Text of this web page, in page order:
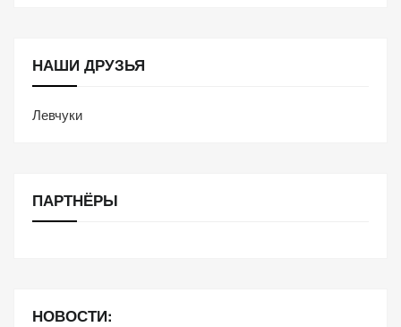
НАШИ ДРУЗЬЯ
Левчуки
ПАРТНЁРЫ
НОВОСТИ: